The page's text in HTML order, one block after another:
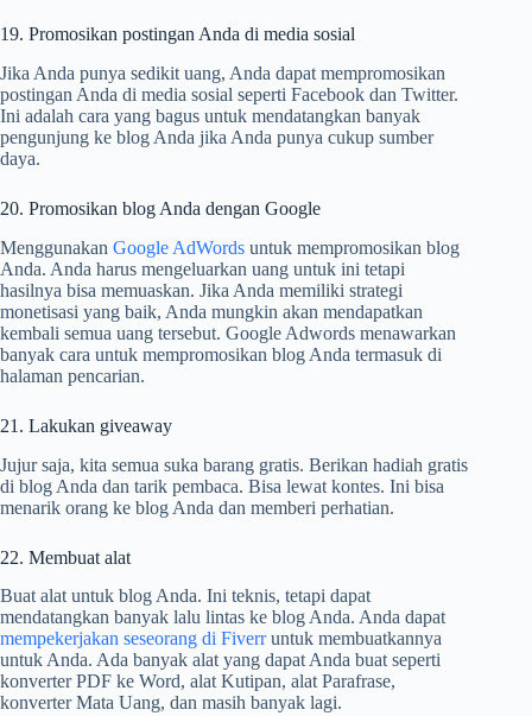
19. Promosikan postingan Anda di media sosial
Jika Anda punya sedikit uang, Anda dapat mempromosikan
postingan Anda di media sosial seperti Facebook dan Twitter.
Ini adalah cara yang bagus untuk mendatangkan banyak
pengunjung ke blog Anda jika Anda punya cukup sumber
daya.
20. Promosikan blog Anda dengan Google
Menggunakan Google AdWords untuk mempromosikan blog
Anda. Anda harus mengeluarkan uang untuk ini tetapi
hasilnya bisa memuaskan. Jika Anda memiliki strategi
monetisasi yang baik, Anda mungkin akan mendapatkan
kembali semua uang tersebut. Google Adwords menawarkan
banyak cara untuk mempromosikan blog Anda termasuk di
halaman pencarian.
21. Lakukan giveaway
Jujur saja, kita semua suka barang gratis. Berikan hadiah gratis
di blog Anda dan tarik pembaca. Bisa lewat kontes. Ini bisa
menarik orang ke blog Anda dan memberi perhatian.
22. Membuat alat
Buat alat untuk blog Anda. Ini teknis, tetapi dapat
mendatangkan banyak lalu lintas ke blog Anda. Anda dapat
mempekerjakan seseorang di Fiverruntuk membuatkannya
untuk Anda. Ada banyak alat yang dapat Anda buat seperti
konverter PDF ke Word, alat Kutipan, alat Parafrase,
konverter Mata Uang, dan masih banyak lagi.